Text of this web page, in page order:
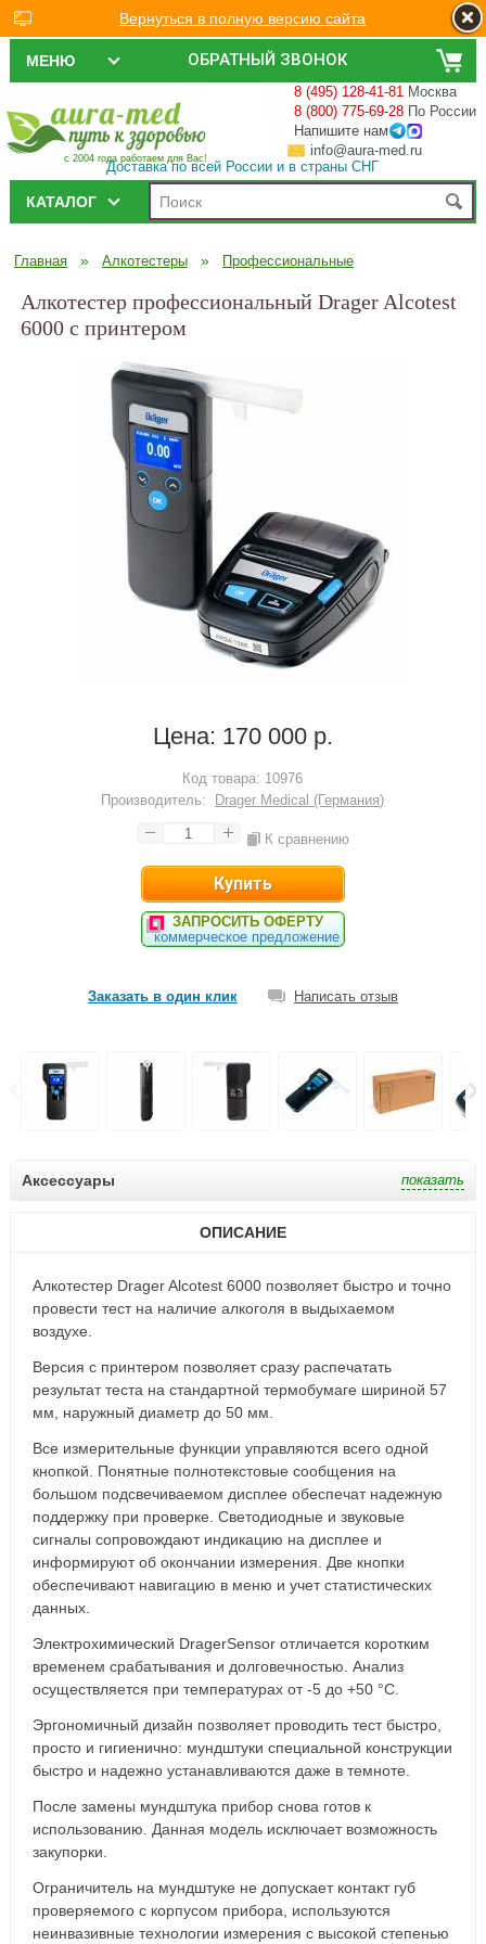
ОБРАТНЫЙ ЗВОНОК
МЕНЮ
с 2004 года работаем для Вас!
8 (495) 128-41-81 Москва
8 (800) 775-69-28 По России
Напишите нам
info@aura-med.ru
Доставка по всей России и в страны СНГ
КАТАЛОГ
Главная » Алкотестеры » Профессиональные
Алкотестер профессиональный Drager Alcotest
6000 с принтером
Цена: 170 000 р.
Код товара: 10976
Производитель:
Drager Medical (Германия)
К сравнению
ЗАПРОСИТЬ ОФЕРТУ
коммерческое предложение
Заказать в один клик Написать отзыв
Аксессуары
ОПИСАНИЕ
Алкотестер Drager Alcotest 6000 позволяет быстро и точно
провести тест на наличие алкоголя в выдыхаемом
воздухе.
Версия с принтером позволяет сразу распечатать
результат теста на стандартной термобумаге шириной 57
мм, наружный диаметр до 50 мм.
Все измерительные функции управляются всего одной
кнопкой. Понятные полнотекстовые сообщения на
большом подсвечиваемом дисплее обеспечат надежную
поддержку при проверке. Светодиодные и звуковые
сигналы сопровождают индикацию на дисплее и
информируют об окончании измерения. Две кнопки
обеспечивают навигацию в меню и учет статистических
данных.
Электрохимический DragerSensor отличается коротким
временем срабатывания и долговечностью. Анализ
осуществляется при температурах от -5 до +50 °C.
Эргономичный дизайн позволяет проводить тест быстро,
просто и гигиенично: мундштуки специальной конструкции
быстро и надежно устанавливаются даже в темноте.
После замены мундштука прибор снова готов к
использованию. Данная модель исключает возможность
закупорки.
Ограничитель на мундштуке не допускает контакт губ
проверяемого с корпусом прибора, используются
неинвазивные технологии измерения с высокой степенью
Вернуться в полную версию сайта